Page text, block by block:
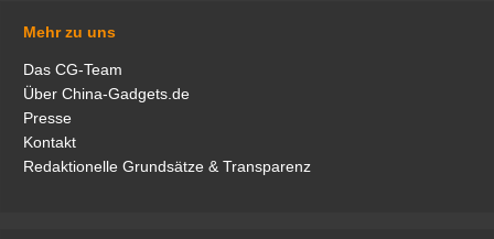
Mehr zu uns
Das CG-Team
Über China-Gadgets.de
Presse
Kontakt
Redaktionelle Grundsätze & Transparenz